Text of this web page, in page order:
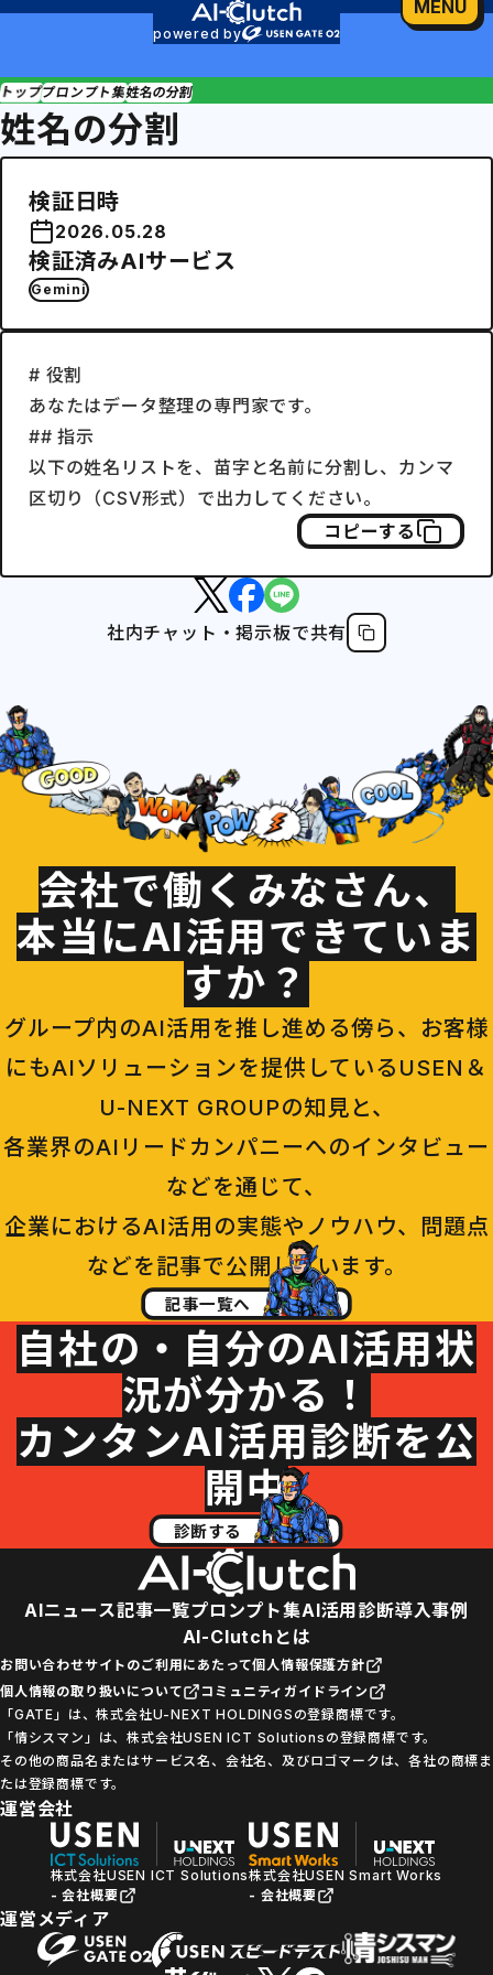
powered by
MENU
ッププロンプト集姓名の分割
姓名の分割
検証日時
2026.05.28
検証済みAIサービス
Gemini
# 役割
あなたはデータ整理の専門家です。
## 指示
以下の姓名リストを、苗字と名前に分割し、カンマ
区切り（CSV形式）で出力してください。
コピーする
社内チャット・掲示板で共有
会社で働くみなさん、
本当にAI活用できていま
すか？
グループ内のAI活用を推し進める傍ら、お客様
にもAIソリューションを提供しているUSEN＆
U-NEXT GROUPの知見と、
各業界のAIリードカンパニーへのインタビュー
などを通じて、
企業におけるAI活用の実態やノウハウ、問題点
などを記事で公開しています。
記事一覧へ
自社の・自分のAI活用状
況が分かる！
カンタンAI活用診断を公
開中
診断する
AIニュース記事一覧プロンプト集AI活用診断導入事例
AI-Clutchとは
お問い合わせサイトのご利用にあたって個人情報保護方針
個人情報の取り扱いについて
コミュニティガイドライン
「GATE」は、株式会社U-NEXT HOLDINGSの登録商標です。
「情シスマン」は、株式会社USEN ICT Solutionsの登録商標です。
その他の商品名またはサービス名、会社名、及びロゴマークは、各社の商標ま
たは登録商標です。
運営会社
株式会社USEN ICT Solutions
- 会社概要
株式会社USEN Smart Works
- 会社概要
運営メディア